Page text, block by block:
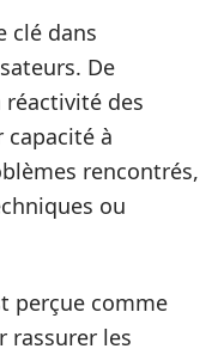
clé dans
De
des
capacité à
rencontrés,
ou
perçue comme
rassurer les